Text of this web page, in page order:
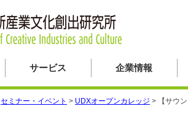
サービス 企業情報
セミナー・イベント > UDXオープンカレッジ >
【サウ